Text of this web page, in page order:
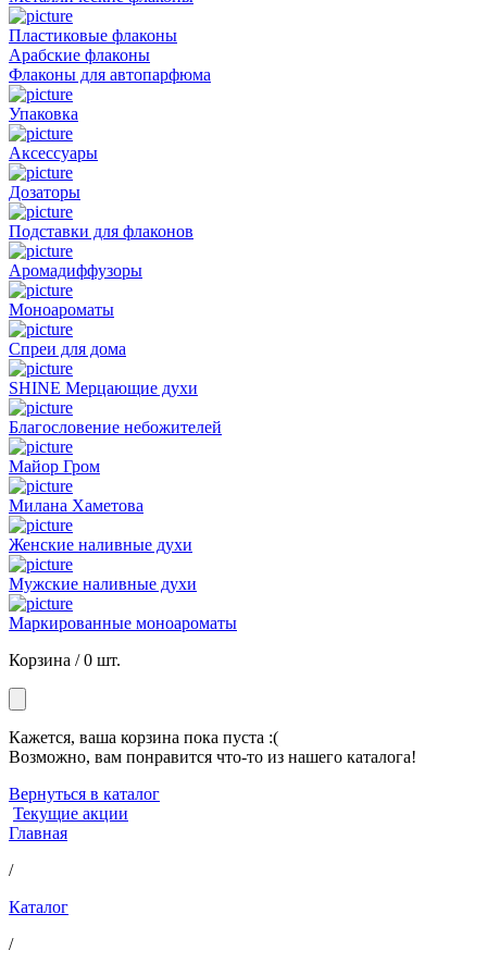
Пластиковые флаконы
Арабские флаконы
Флаконы для автопарфюма
Упаковка
Аксессуары
Дозаторы
Подставки для флаконов
Аромадиффузоры
Моноароматы
Спреи для дома
SHINE Мерцающие духи
Благословение небожителей
Майор Гром
Милана Хаметова
Женские наливные духи
Мужские наливные духи
Маркированные моноароматы
Корзина /0 шт.
Кажется, ваша корзина пока пуста :(
Возможно, вам понравится что-то из нашего каталога!
Вернуться в каталог
Текущие акции
Главная
/
Каталог
/